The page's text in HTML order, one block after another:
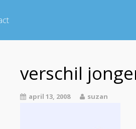
verschil
april 13, 2008 suzan